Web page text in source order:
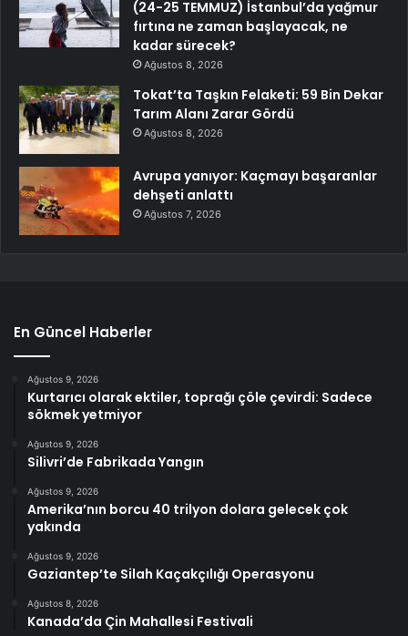
(24-25 TEMMUZ) İstanbul’da yağmur
fırtına ne zaman başlayacak, ne
kadar sürecek?
Ağustos 8, 2026
Tokat’ta Taşkın Felaketi: 59 Bin Dekar
Tarım Alanı Zarar Gördü
Ağustos 8, 2026
Avrupa yanıyor: Kaçmayı başaranlar
dehşeti anlattı
Ağustos 7, 2026
En Güncel Haberler
Ağustos 9, 2026
Kurtarıcı olarak ektiler, toprağı çöle çevirdi: Sadece
sökmek yetmiyor
Ağustos 9, 2026
Silivri’de Fabrikada Yangın
Ağustos 9, 2026
Amerika’nın borcu 40 trilyon dolara gelecek çok
yakında
Ağustos 9, 2026
Gaziantep’te Silah Kaçakçılığı Operasyonu
Ağustos 8, 2026
Kanada’da Çin Mahallesi Festivali